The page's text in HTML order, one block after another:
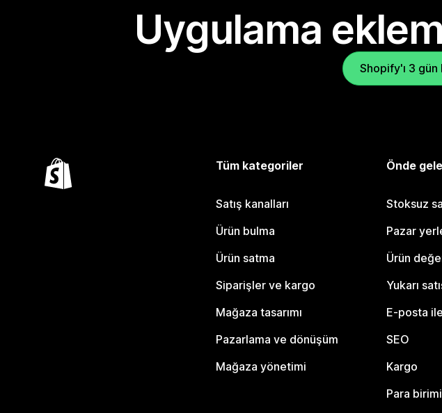
Uygulama
Shopify'ı 3
Tüm kategoriler
Satış kanalları
Ürün bulma
Ürün satma
Siparişler ve kargo
Mağaza tasarımı
Pazarlama ve dönüşüm
Mağaza yönetimi
Önde
Stoksuz
Pazar
Ürün
Yukarı
E-posta
SEO
Kargo
Para